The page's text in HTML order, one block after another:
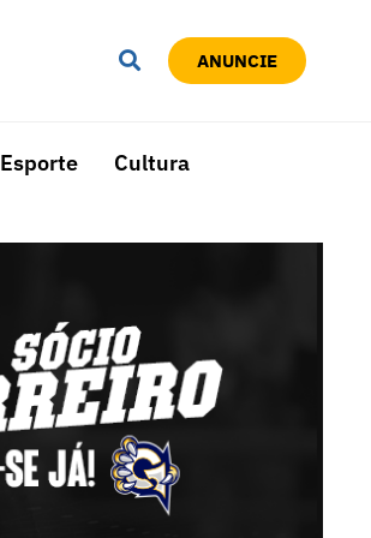
ANUNCIE
Esporte Cultura